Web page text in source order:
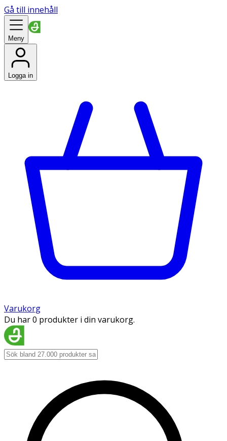
Gå till innehåll
Meny
Logga in
Varukorg
Du har 0 produkter i din varukorg.